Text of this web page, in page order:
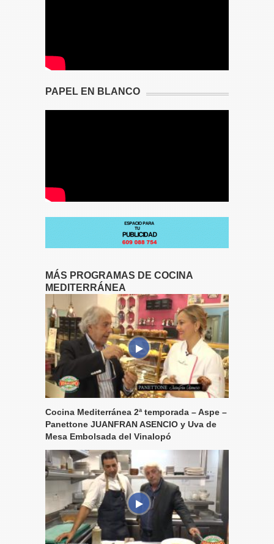
PAPEL EN BLANCO
MÁS PROGRAMAS DE COCINA
MEDITERRÁNEA
Cocina Mediterránea 2ª temporada – Aspe –
Panettone JUANFRAN ASENCIO y Uva de
Mesa Embolsada del Vinalopó